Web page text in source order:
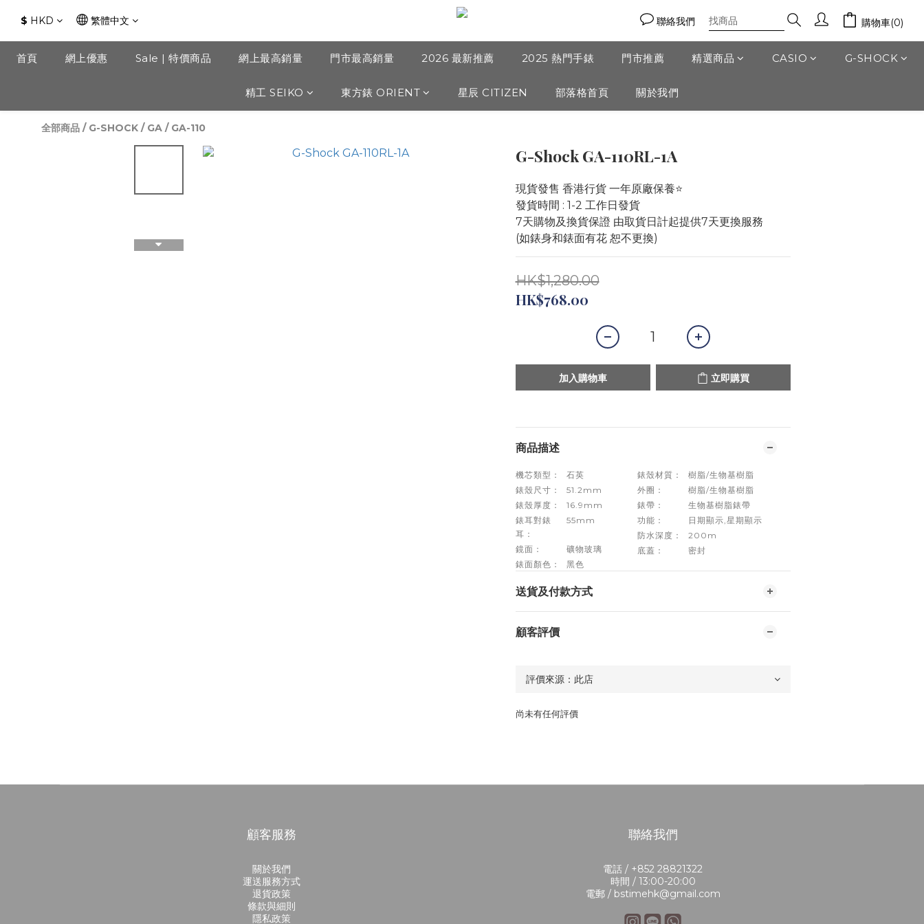
$ HKD 繁體中文 聯絡我們 購物車(0)
首頁 網上優惠 Sale | 特價商品 網上最高銷量 門市最高銷量 2026 最新推薦 2025 熱門手錶 門市推薦 精選商品 CASIO G-SHOCK
精工 SEIKO 東方錶 ORIENT 星辰 CITIZEN 部落格首頁 關於我們
全部商品 / G-SHOCK / GA / GA-110
G-Shock GA-110RL-1A
現貨發售 香港行貨 一年原廠保養⭐️
發貨時間 : 1-2 工作日發貨
7天購物及換貨保證 由取貨日計起提供7天更換服務
(如錶身和錶面有花 恕不更換)
HK$1,280.00
HK$768.00
加入購物車 立即購買
商品描述
機芯類型：
石英
錶殼尺寸：
51.2mm
錶殼厚度：
16.9mm
錶耳對錶
耳：
55mm
鏡面：
礦物玻璃
錶面顏色：
黑色
錶殼材質：
樹脂/生物基樹脂
外圈：
樹脂/生物基樹脂
錶帶：
生物基樹脂錶帶
功能：
日期顯示,星期顯示
防水深度：
200m
底蓋：
密封
送貨及付款方式
顧客評價
尚未有任何評價
顧客服務
關於我們
運送服務方式
退貨政策
條款與細則
隱私政策
聯絡我們
電話 / +852 28821322
時間 / 13:00-20:00
電郵 / bstimehk@gmail.com